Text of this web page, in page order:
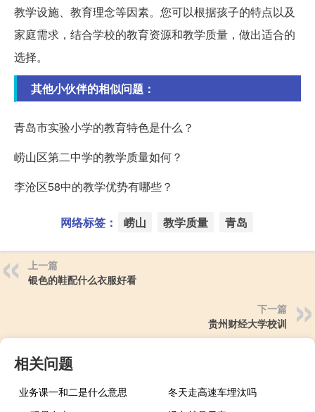
教学设施、教育理念等因素。您可以根据孩子的特点以及
家庭需求，结合学校的教育资源和教学质量，做出适合的
选择。
其他小伙伴的相似问题：
青岛市实验小学的教育特色是什么？
崂山区第二中学的教学质量如何？
李沧区58中的教学优势有哪些？
网络标签： 崂山 教学质量 青岛
上一篇
银色的鞋配什么衣服好看
下一篇
贵州财经大学校训
相关问题
业务课一和二是什么意思
冬天走高速车埋汰吗